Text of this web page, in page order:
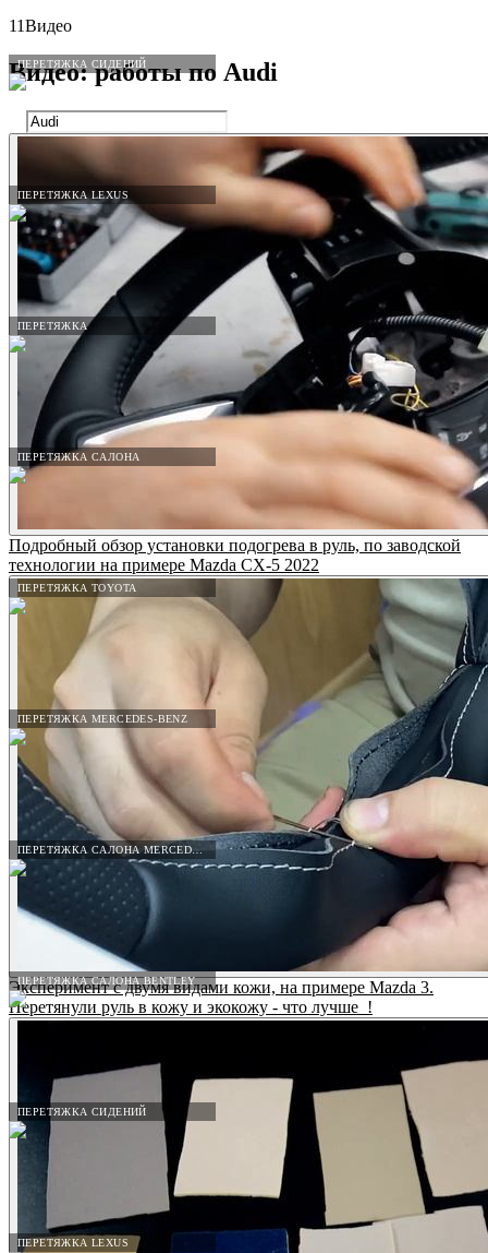
ПЕРЕТЯЖКА СИДЕНИЙ
ПЕРЕТЯЖКА LEXUS
ПЕРЕТЯЖКА
ПЕРЕТЯЖКА САЛОНА
ПЕРЕТЯЖКА TOYOTA
ПЕРЕТЯЖКА MERCEDES-BENZ
ПЕРЕТЯЖКА САЛОНА MERCEDES-BENZ
ПЕРЕТЯЖКА САЛОНА BENTLEY
ПЕРЕТЯЖКА СИДЕНИЙ
ПЕРЕТЯЖКА LEXUS
11Видео
Видео: работы по Audi
Подробный обзор установки подогрева в руль, по заводской
технологии на примере Mazda CX-5 2022
Эксперимент с двумя видами кожи, на примере Mazda 3.
Перетянули руль в кожу и экокожу - что лучше_!